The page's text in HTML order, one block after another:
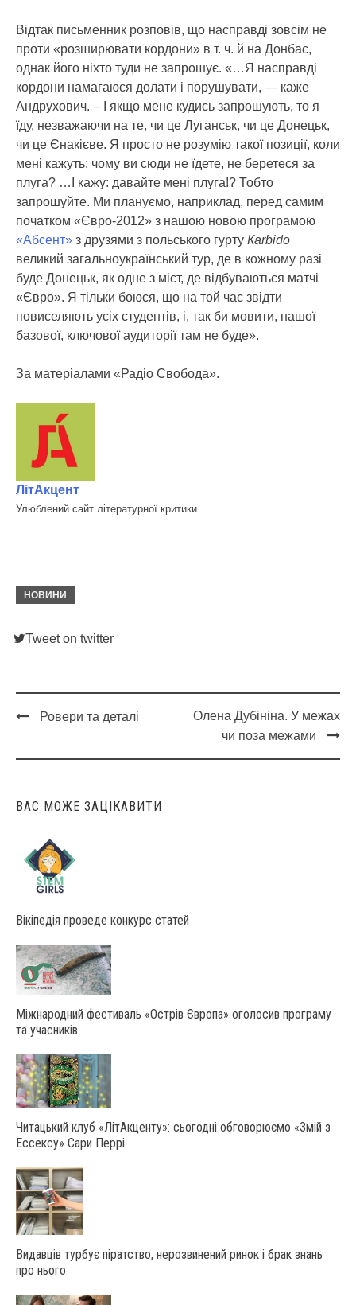
Відтак письменник розповів, що насправді зовсім не
проти «розширювати кордони» в т. ч. й на Донбас,
однак його ніхто туди не запрошує. «…Я насправді
кордони намагаюся долати і порушувати, — каже
Андрухович. – І якщо мене кудись запрошують, то я
їду, незважаючи на те, чи це Луганськ, чи це Донецьк,
чи це Єнакієве. Я просто не розумію такої позиції, коли
мені кажуть: чому ви сюди не їдете, не беретеся за
плуга? …І кажу: давайте мені плуга!? Тобто
запрошуйте. Ми плануємо, наприклад, перед самим
початком «Євро-2012» з нашою новою програмою
«Абсент» з друзями з польського гурту Кarbido
великий загальноукраїнський тур, де в кожному разі
буде Донецьк, як одне з міст, де відбуваються матчі
«Євро». Я тільки боюся, що на той час звідти
повиселяють усіх студентів, і, так би мовити, нашої
базової, ключової аудиторії там не буде».
За матеріалами «Радіо Свобода».
ЛітАкцент
Улюблений сайт літературної критики
НОВИНИ
Tweet on twitter
navigation
Ровери та деталі
Олена Дубініна. У межах
чи поза межами
ВАС МОЖЕ ЗАЦІКАВИТИ
Вікіпедія проведе конкурс статей
Міжнародний фестиваль «Острів Європа» оголосив програму
та учасників
Читацький клуб «ЛітАкценту»: сьогодні обговорюємо «Змій з
Ессексу» Сари Перрі
Видавців турбує піратство, нерозвинений ринок і брак знань
про нього